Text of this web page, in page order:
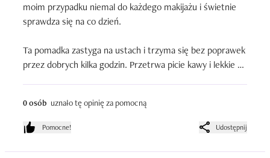
moim przypadku niemal do każdego makijażu i świetnie
sprawdza się na co dzień.
Ta pomadka zastyga na ustach i trzyma się bez poprawek
przez dobrych kilka godzin. Przetrwa picie kawy i lekkie
usta.
Zauważyłam, że czasami pomadka potrafi mi się lekko
zrolować po jakimś czasie, ale jestem pewna, że to nie
0 osób uznało tę opinię za pomocną
Pomocne! Udostępnij